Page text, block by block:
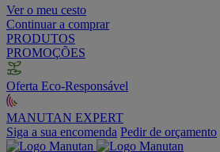
Ver o meu cesto
Continuar a comprar
PRODUTOS
PROMOÇÕES
Oferta Eco-Responsável
MANUTAN EXPERT
Siga a sua encomenda Pedir de orçamento